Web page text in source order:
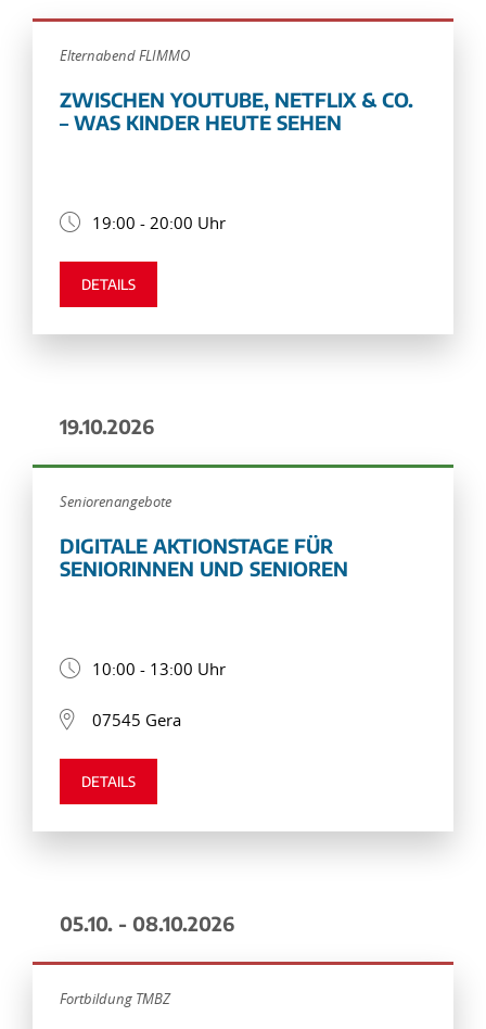
Elternabend FLIMMO
ZWISCHEN YOUTUBE, NETFLIX & CO.
– WAS KINDER HEUTE SEHEN
19:00 - 20:00 Uhr
DETAILS
19.10.2026
Seniorenangebote
DIGITALE AKTIONSTAGE FÜR
SENIORINNEN UND SENIOREN
10:00 - 13:00 Uhr
07545 Gera
DETAILS
05.10. - 08.10.2026
Fortbildung TMBZ